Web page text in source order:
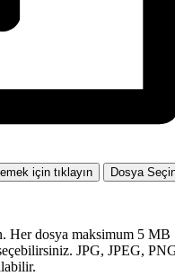
için tıklayın Dosya
Her dosya maksimum 5 MB
JPG, JPEG,